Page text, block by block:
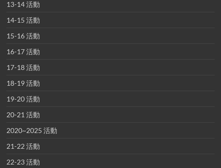
13-14 活動
14-15 活動
15-16 活動
16-17 活動
17-18 活動
18-19 活動
19-20 活動
20-21 活動
2020~2025 活動
21-22 活動
22-23 活動